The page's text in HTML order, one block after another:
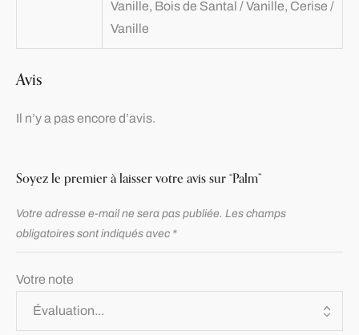
Vanille, Bois de Santal / Vanille, Cerise /
Vanille
Avis
Il n’y a pas encore d’avis.
Soyez le premier à laisser votre avis sur “Palm”
Votre adresse e-mail ne sera pas publiée. Les champs
obligatoires sont indiqués avec *
Votre note